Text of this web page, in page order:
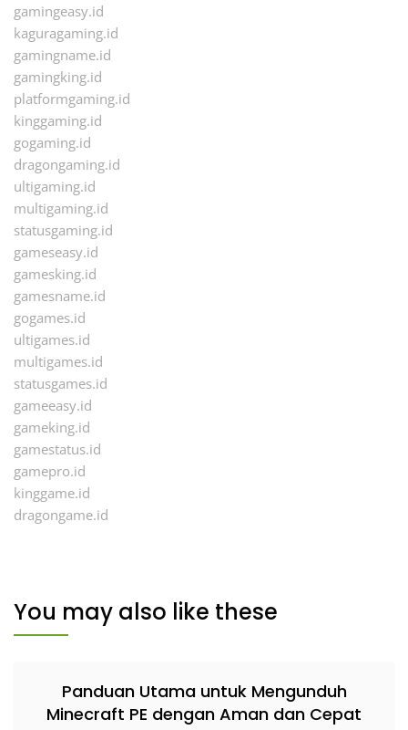
gamingeasy.id
kaguragaming.id
gamingname.id
gamingking.id
platformgaming.id
kinggaming.id
gogaming.id
dragongaming.id
ultigaming.id
multigaming.id
statusgaming.id
gameseasy.id
gamesking.id
gamesname.id
gogames.id
ultigames.id
multigames.id
statusgames.id
gameeasy.id
gameking.id
gamestatus.id
gamepro.id
kinggame.id
dragongame.id
You may also like these
Panduan Utama untuk Mengunduh
Minecraft PE dengan Aman dan Cepat